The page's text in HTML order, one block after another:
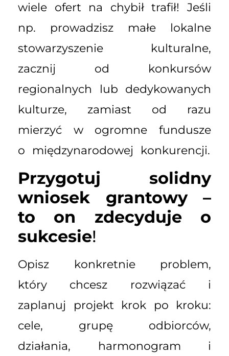
wiele ofert na chybił trafił! Jeśli
np. prowadzisz małe lokalne
stowarzyszenie kulturalne,
zacznij od konkursów
regionalnych lub dedykowanych
kulturze, zamiast od razu
mierzyć w ogromne fundusze
o międzynarodowej konkurencji.
Przygotuj solidny
wniosek grantowy –
to on zdecyduje o
sukcesie!
Opisz konkretnie problem,
który chcesz rozwiązać i
zaplanuj projekt krok po kroku:
cele, grupę odbiorców,
działania, harmonogram i